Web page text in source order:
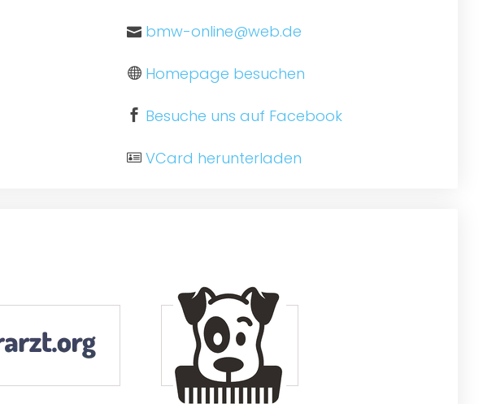
bmw-online@web.de
Homepage besuchen
Besuche uns auf Facebook
VCard herunterladen